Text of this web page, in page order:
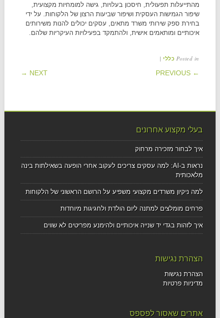
מהתייעלות תפעולית, חיסכון בעלויות, גישה למומחיות מקצועית,
שיפור הגמישות העסקית ושיפור שביעות הרצון של הלקוחות. על ידי
בחירת ספק שירותי משרד מתאים, עסקים יכולים להנות משירותים
איכותיים ומותאמים אישית, ולהתמקד בפעילויות העיקריות שלהם.
Posted in כללי |
POST NAVIGATION
← PREVIOUS
NEXT →
בעלי מקצוע אחרונים
איך לבחור מזכירה מרחוק
נראות ב-AI: למה עסקים צריכים לעקוב אחרי הופעה בשאילתות בינה
מלאכותית
למה ניקיון משרדים מקצועי משפיע על הרושם הראשוני של הלקוחות
פרחים מומלצים למתנה ליום הולדת ולחגיגות מיוחדות
איך לזהות בגדי יד שנייה איכותיים ולהימנע מפריטים לא שווים
הצהרת נגישות
הצהרת נגישות
מדיניות פרטיות
אתרים שאסור לפספס